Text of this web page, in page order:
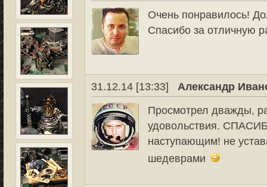
Очень понравилось!
Спасибо за отличную
31.12.14 [13:33]
Александр
Просмотрел дважды,
удовольствия.
наступающим! не
шедеврами